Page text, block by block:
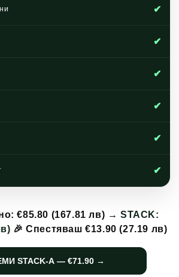
✔
✔
✔
✔
✔
✔
€85.80 (167.81 лв) → STACK:
🎉 Спестяваш €13.90 (27.19 лв)
STACK-А — €71.90 →